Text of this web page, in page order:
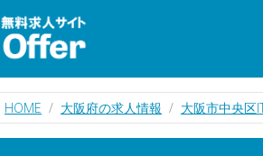
HOME 大阪府の求人情報 大阪市中央区